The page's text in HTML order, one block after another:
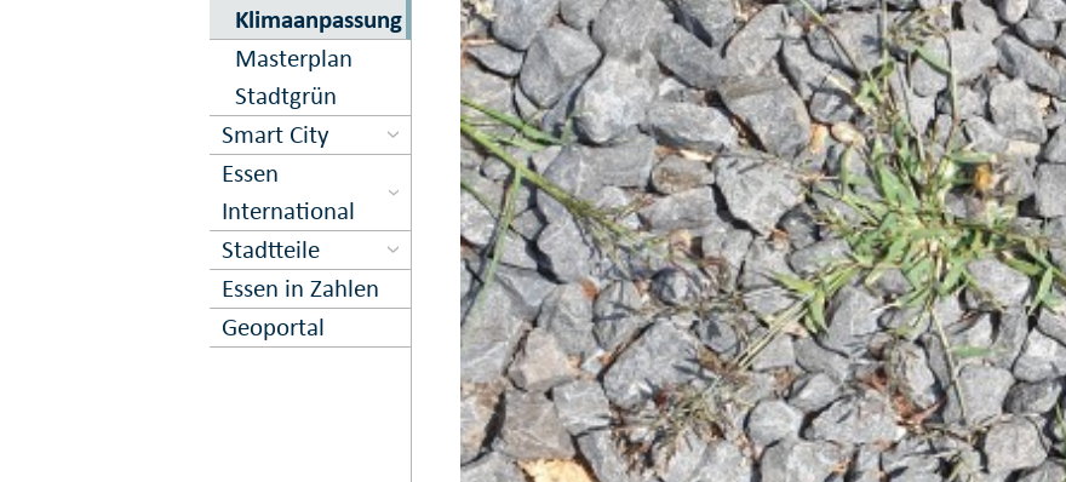
Klimaanpassung
Masterplan
Stadtgrün
Smart City
Essen
International
Stadtteile
Essen in Zahlen
Geoportal